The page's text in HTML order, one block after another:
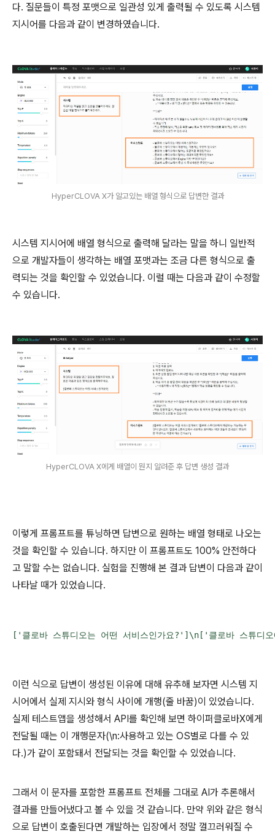
다. 질문들이 특정 포맷으로 일관성 있게 출력될 수 있도록 시스템
지시어를 다음과 같이 변경하였습니다.
HyperCLOVA X가 알고있는 배열 형식으로 답변한 결과
시스템 지시어에 배열 형식으로 출력해 달라는 말을 하니 일반적
으로 개발자들이 생각하는 배열 포맷과는 조금 다른 형식으로 출
력되는 것을 확인할 수 있었습니다. 이럴 때는 다음과 같이 수정할
수 있습니다.
HyperCLOVA X에게 배열이 뭔지 알려준 후 답변 생성 결과
이렇게 프롬프트를 튜닝하면 답변으로 원하는 배열 형태로 나오는
것을 확인할 수 있습니다. 하지만 이 프롬프트도 100% 안전하다
고 말할 수는 없습니다. 실험을 진행해 본 결과 답변이 다음과 같이
나타날 때가 있었습니다.
['클로바 스튜디오는 어떤 서비스인가요?']\n['클로바 스튜디
이런 식으로 답변이 생성된 이유에 대해 유추해 보자면 시스템 지
시어에서 실제 지시와 형식 사이에 개행(줄 바꿈)이 있었습니다.
실제 테스트앱을 생성해서 API를 확인해 보면 하이퍼클로바X에게
전달될 때는 이 개행문자(\n:사용하고 있는 OS별로 다를 수 있
다.)가 같이 포함돼서 전달되는 것을 확인할 수 있었습니다.
그래서 이 문자를 포함한 프롬프트 전체를 그대로 AI가 추론해서
결과를 만들어냈다고 볼 수 있을 것 같습니다. 만약 위와 같은 형식
으로 답변이 호출된다면 개발하는 입장에서 정말 껄끄러워질 수